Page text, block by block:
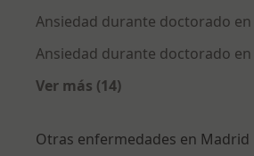
Ansiedad durante doctorado en
Ansiedad durante doctorado
Ver más (14)
Otras enfermedades en Madrid